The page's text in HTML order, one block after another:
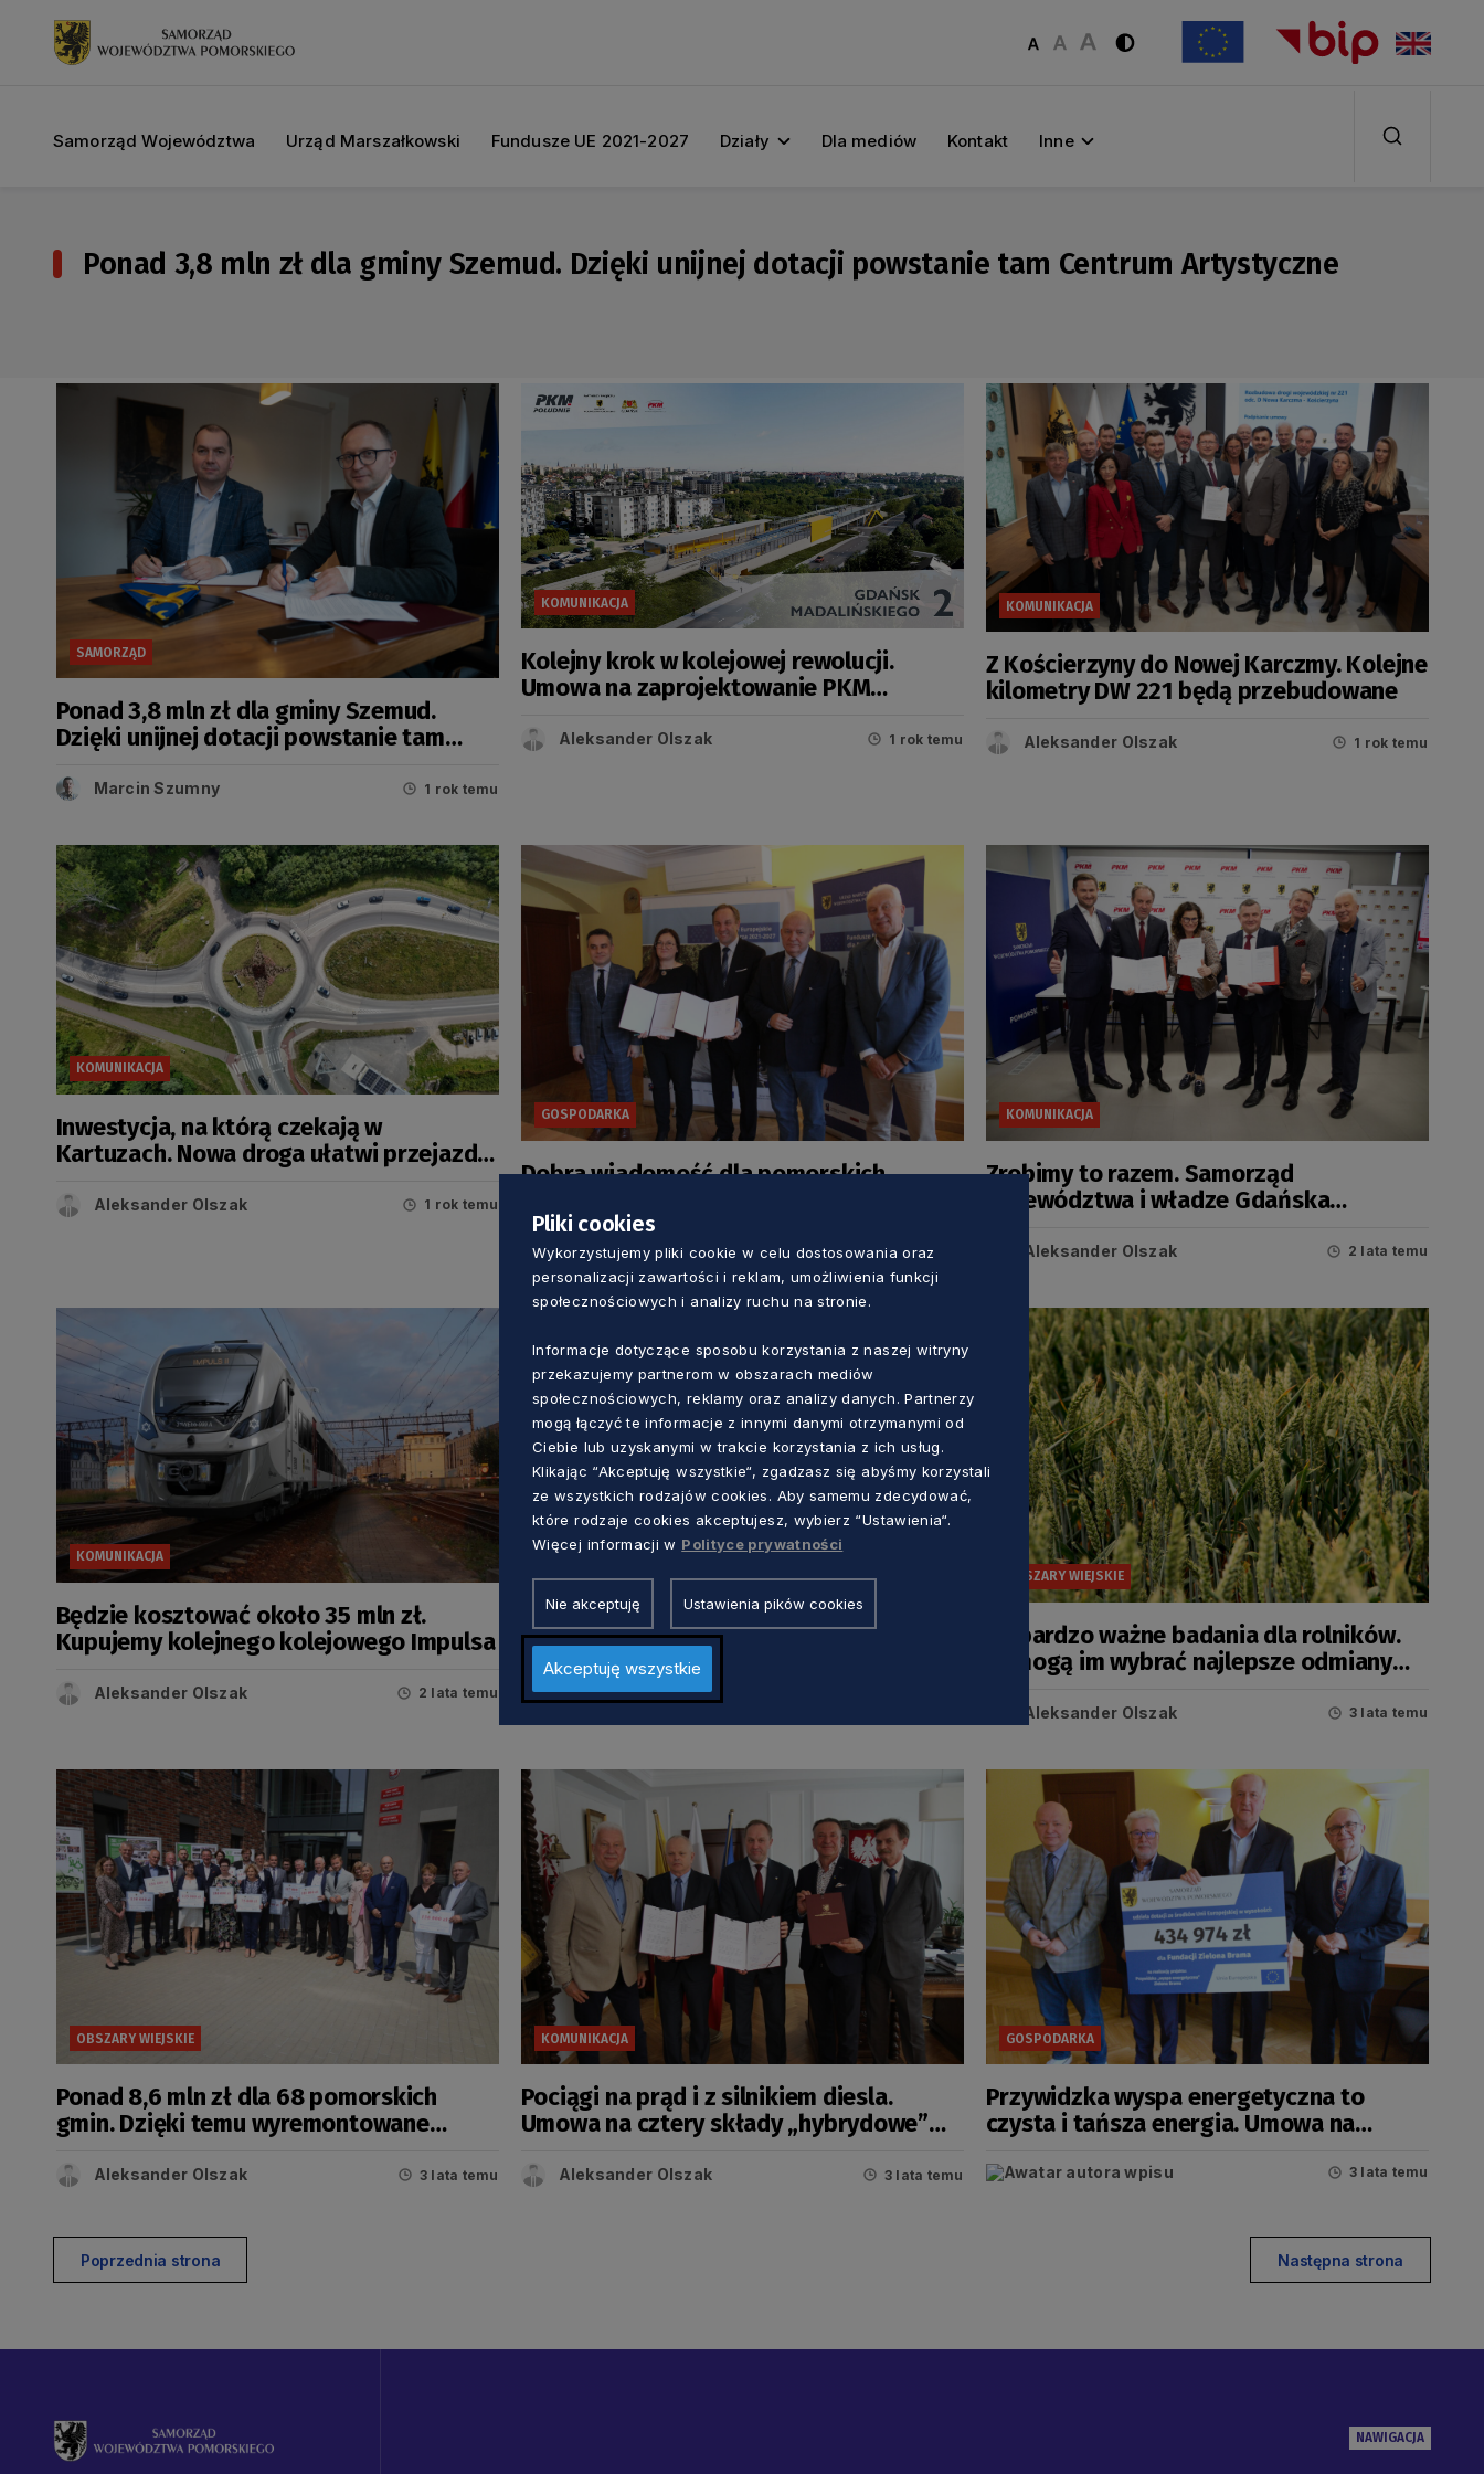
Samorząd Województwa Urząd Marszałkowski Fundusze UE 2021-2027 Działy Dla mediów Kontakt Inne
Ponad 3,8 mln zł dla gminy Szemud. Dzięki unijnej dotacji powstanie tam Centrum Artystyczne
SAMORZĄD
Ponad 3,8 mln zł dla gminy Szemud.
Dzięki unijnej dotacji powstanie tam
Marcin Szumny 1 rok temu
KOMUNIKACJA
Kolejny krok w kolejowej rewolucji.
Umowa na zaprojektowanie PKM
Aleksander Olszak 1 rok temu
KOMUNIKACJA
Z Kościerzyny do Nowej Karczmy. Kolejne
kilometry DW 221 będą przebudowane
Aleksander Olszak 1 rok temu
KOMUNIKACJA
Inwestycja, na którą czekają w
Kartuzach. Nowa droga ułatwi przejazd
Aleksander Olszak 1 rok temu
GOSPODARKA
Dobra wiadomość dla pomorskich
z czterech instrumentów finansowych
Aleksander Olszak 2 lata temu
KOMUNIKACJA
Zrobimy to razem. Samorząd
województwa i władze Gdańska
Południe
Aleksander Olszak 2 lata temu
KOMUNIKACJA
Będzie kosztować około 35 mln zł.
Kupujemy kolejnego kolejowego Impulsa
Aleksander Olszak 2 lata temu
OBSZARY WIEJSKIE
Ważne inwestycje na terenach wiejskich.
Drogi dojazdowe do pól będą
modernizowane
Aleksander Olszak
OBSZARY WIEJSKIE
To bardzo ważne badania dla rolników.
Pomogą im wybrać najlepsze odmiany
Aleksander Olszak 3 lata temu
OBSZARY WIEJSKIE
Ponad 8,6 mln zł dla 68 pomorskich
gmin. Dzięki temu wyremontowane
Aleksander Olszak 3 lata temu
KOMUNIKACJA
Pociągi na prąd i z silnikiem diesla.
Umowa na cztery składy „hybrydowe”
Aleksander Olszak 3 lata temu
GOSPODARKA
Przywidzka wyspa energetyczna to
czysta i tańsza energia. Umowa na
3 lata temu
Poprzednia strona Następna strona
NAWIGACJA
Pliki cookies
Wykorzystujemy pliki cookie w celu dostosowania oraz
personalizacji zawartości i reklam, umożliwienia funkcji
społecznościowych i analizy ruchu na stronie.
Informacje dotyczące sposobu korzystania z naszej witryny
przekazujemy partnerom w obszarach mediów
społecznościowych, reklamy oraz analizy danych. Partnerzy
mogą łączyć te informacje z innymi danymi otrzymanymi od
Ciebie lub uzyskanymi w trakcie korzystania z ich usług.
Klikając “Akceptuję wszystkie“, zgadzasz się abyśmy korzystali
ze wszystkich rodzajów cookies. Aby samemu zdecydować,
które rodzaje cookies akceptujesz, wybierz “Ustawienia“.
Więcej informacji w Polityce prywatności
Nie akceptuję Ustawienia pików cookies
Akceptuję wszystkie